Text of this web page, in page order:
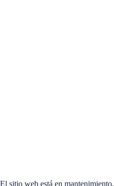
El sitio web está en mantenimiento.